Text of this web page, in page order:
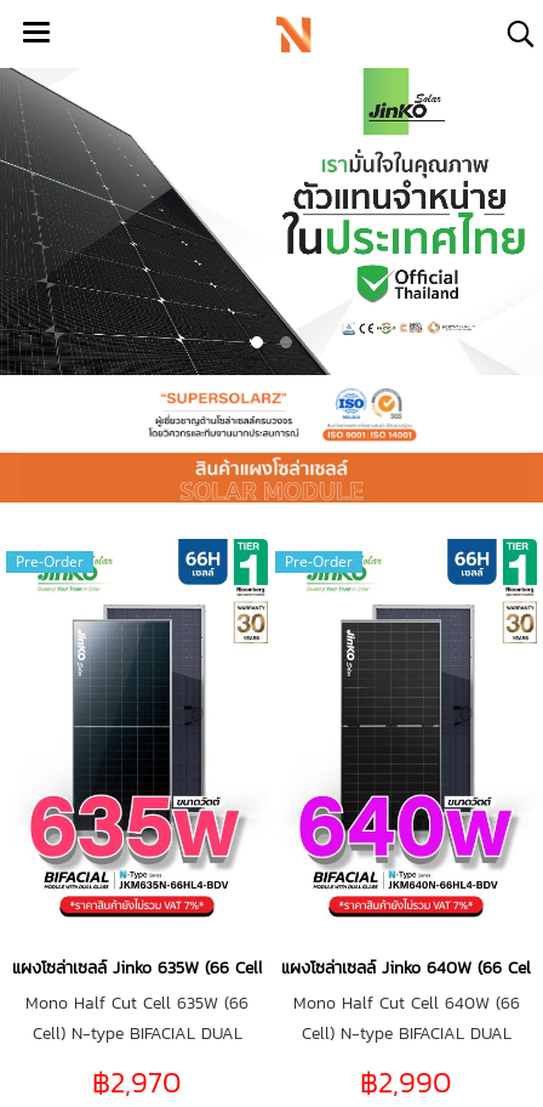
Pre-Order
แผงโซล่าเซลล์ Jinko 635W (66 Cell)
Mono Half Cut Cell 635W (66
Cell) N-type BIFACIAL DUAL
฿2,970
Pre-Order
แผงโซล่าเซลล์ Jinko 640W (66 Cell)
Mono Half Cut Cell 640W (66
Cell) N-type BIFACIAL DUAL
฿2,990